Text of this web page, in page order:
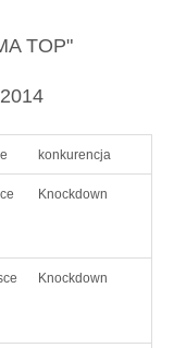
TOP"
konkurencja
Knockdown
Knockdown